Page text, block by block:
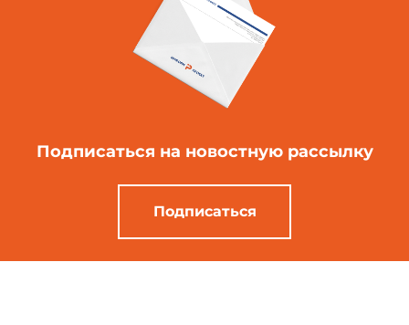
Подписаться на новостную рассылку
Подписаться